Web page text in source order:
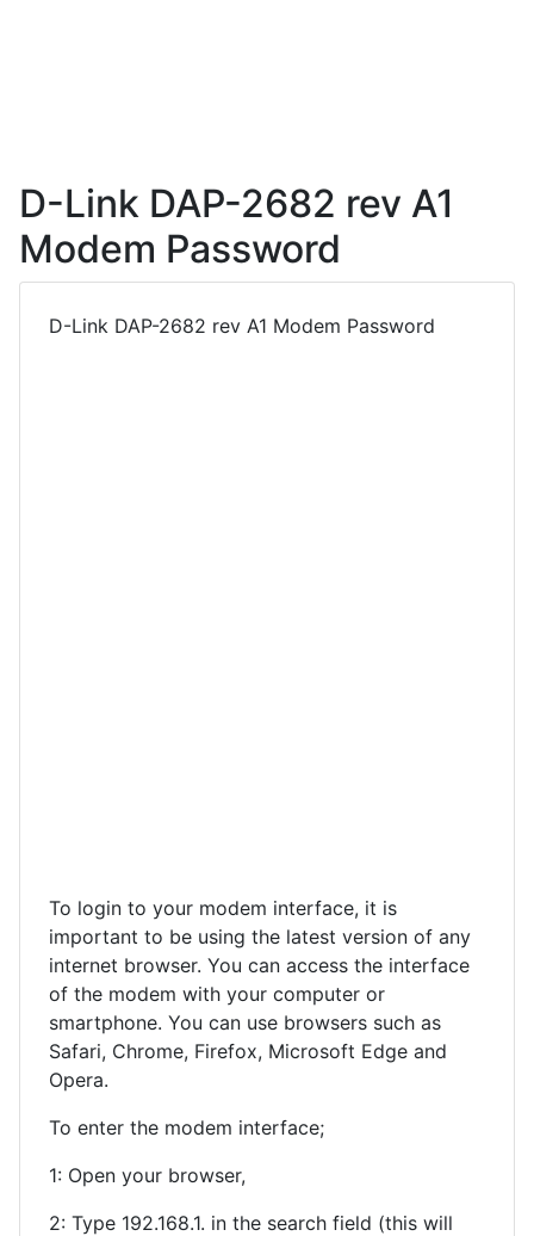
D-Link DAP-2682 rev A1
Modem Password
D-Link DAP-2682 rev A1 Modem Password
To login to your modem interface, it is
important to be using the latest version of any
internet browser. You can access the interface
of the modem with your computer or
smartphone. You can use browsers such as
Safari, Chrome, Firefox, Microsoft Edge and
Opera.
To enter the modem interface;
1: Open your browser,
2: Type 192.168.1. in the search field (this will